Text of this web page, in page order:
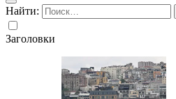
Найти:
Заголовки